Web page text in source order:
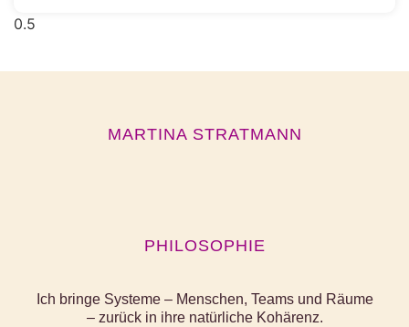
MARTINA STRATMANN
PHILOSOPHIE
Ich bringe Systeme – Menschen, Teams und Räume
– zurück in ihre natürliche Kohärenz.